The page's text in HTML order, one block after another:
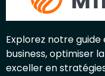
Explorez notre
business, optimiser
exceller en